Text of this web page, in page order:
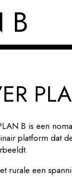
B
publicaties
B
B is een
platform dat
rurale een